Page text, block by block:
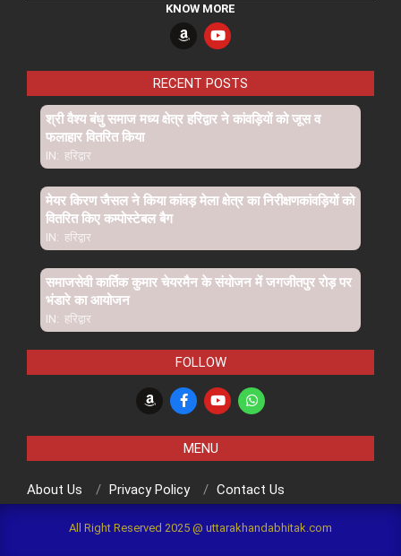
KNOW MORE
RECENT POSTS
श्री वैश्य बंधु समाज मध्य क्षेत्र हरिद्वार ने कांवड़ियों को जूस व
फलाहार वितरित किया
IN: हरिद्वार
मेयर किरण जैसल ने किया कांवड़ मेला क्षेत्र का निरीक्षणकांवड़ियों को
वितरित किए कम्पोस्टेबल बैग
IN: हरिद्वार
समाजसेवी कार्तिक कुमार चेयरमैन के संयोजन में जगजीतपुर रोड़ पर
भंडारे का आयोजन
IN: हरिद्वार
FOLLOW
MENU
About Us Privacy Policy Contact Us
All Right Reserved 2025 @ uttarakhandabhitak.com